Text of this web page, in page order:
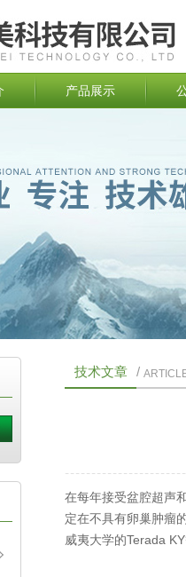
产品展示
技术文章 /
在每年接受盆腔超声
定在不具有卵巢肿瘤
威夷大学的Terada